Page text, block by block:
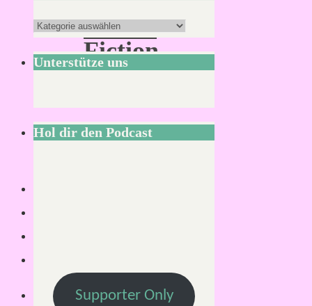
Future
Fiction
Magazine
Fiction
Magazine
Wo
finde
ich
Unterstütze uns
Hol dir den Podcast
Supporter Only